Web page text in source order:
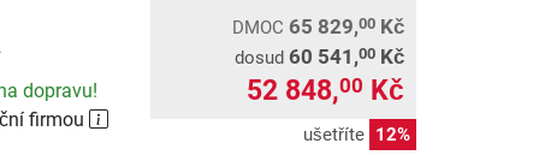
dopravu!
firmou
DMOC 65 829,00 Kč
dosud 60 541,00 Kč
52 848,00 Kč
ušetříte 12%